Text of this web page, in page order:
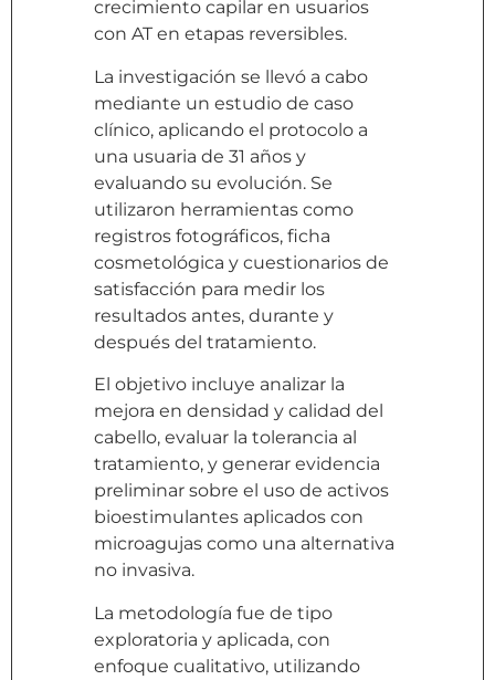
crecimiento capilar en usuarios
con AT en etapas reversibles.
La investigación se llevó a cabo
mediante un estudio de caso
clínico, aplicando el protocolo a
una usuaria de 31 años y
evaluando su evolución. Se
utilizaron herramientas como
registros fotográficos, ficha
cosmetológica y cuestionarios de
satisfacción para medir los
resultados antes, durante y
después del tratamiento.
El objetivo incluye analizar la
mejora en densidad y calidad del
cabello, evaluar la tolerancia al
tratamiento, y generar evidencia
preliminar sobre el uso de activos
bioestimulantes aplicados con
microagujas como una alternativa
no invasiva.
La metodología fue de tipo
exploratoria y aplicada, con
enfoque cualitativo, utilizando